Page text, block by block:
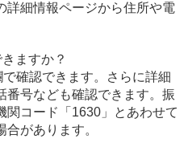
詳細情報ページから住所や電
ますか？
確認できます。さらに詳細
番号なども確認できます。振
関コード「1630」とあわせて
があります。